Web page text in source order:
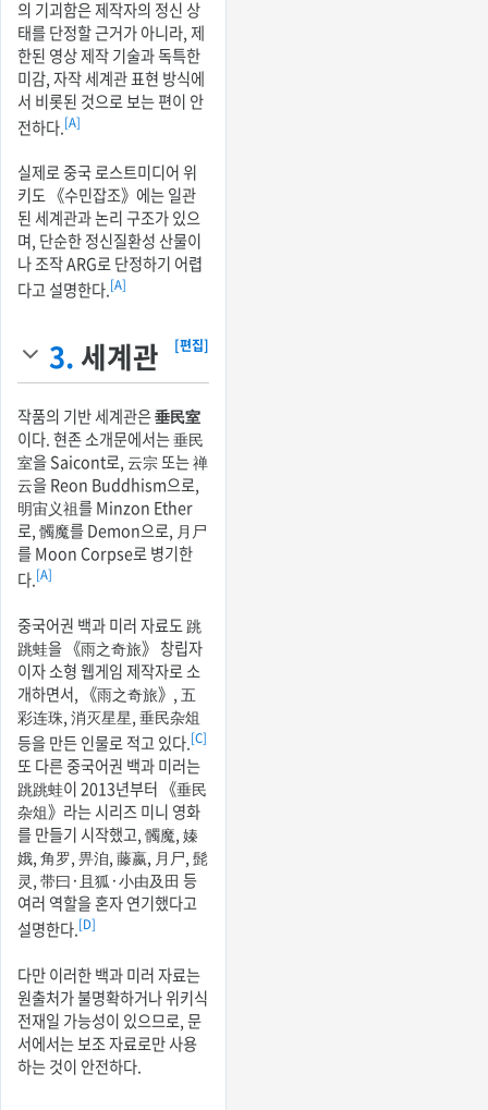
의 기괴함은 제작자의 정신 상
태를 단정할 근거가 아니라, 제
한된 영상 제작 기술과 독특한
미감, 자작 세계관 표현 방식에
서 비롯된 것으로 보는 편이 안
전하다.[A]
실제로 중국 로스트미디어 위
키도 《수민잡조》에는 일관
된 세계관과 논리 구조가 있으
며, 단순한 정신질환성 산물이
나 조작 ARG로 단정하기 어렵
다고 설명한다.[A]
3. 세계관 [편집]
작품의 기반 세계관은垂民室
이다. 현존 소개문에서는 垂民
室을 Saicont로, 云宗 또는 禅
云을 Reon Buddhism으로,
明宙义祖를 Minzon Ether
로, 髑魔를 Demon으로, 月尸
를 Moon Corpse로 병기한
다.[A]
중국어권 백과 미러 자료도 跳
跳蛙을 《雨之奇旅》 창립자
이자 소형 웹게임 제작자로 소
개하면서, 《雨之奇旅》, 五
彩连珠, 消灭星星, 垂民杂俎
등을 만든 인물로 적고 있다.[C]
또 다른 중국어권 백과 미러는
跳跳蛙이 2013년부터 《垂民
杂俎》라는 시리즈 미니 영화
를 만들기 시작했고, 髑魔, 嫀
娥, 角罗, 畀洎, 藤嬴, 月尸, 髭
灵, 带曰·且狐·小由及田 등
여러 역할을 혼자 연기했다고
설명한다.[D]
다만 이러한 백과 미러 자료는
원출처가 불명확하거나 위키식
전재일 가능성이 있으므로, 문
서에서는 보조 자료로만 사용
하는 것이 안전하다.